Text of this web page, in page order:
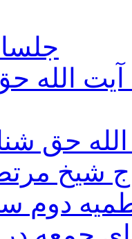
92 - حسينيه آيت
دوم سال